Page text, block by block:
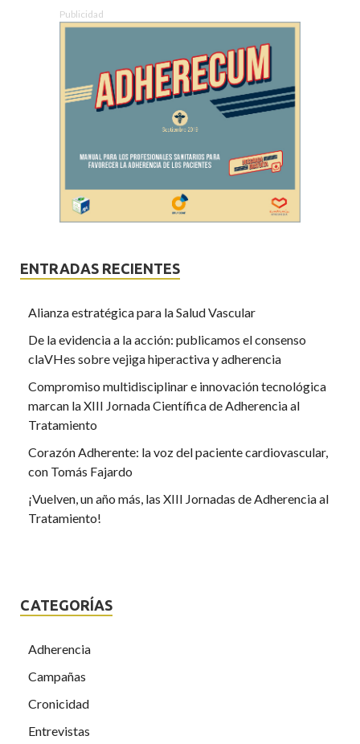
Publicidad
ENTRADAS RECIENTES
Alianza estratégica para la Salud Vascular
De la evidencia a la acción: publicamos el consenso
claVHes sobre vejiga hiperactiva y adherencia
Compromiso multidisciplinar e innovación tecnológica
marcan la XIII Jornada Científica de Adherencia al
Tratamiento
Corazón Adherente: la voz del paciente cardiovascular,
con Tomás Fajardo
¡Vuelven, un año más, las XIII Jornadas de Adherencia al
Tratamiento!
CATEGORÍAS
Adherencia
Campañas
Cronicidad
Entrevistas